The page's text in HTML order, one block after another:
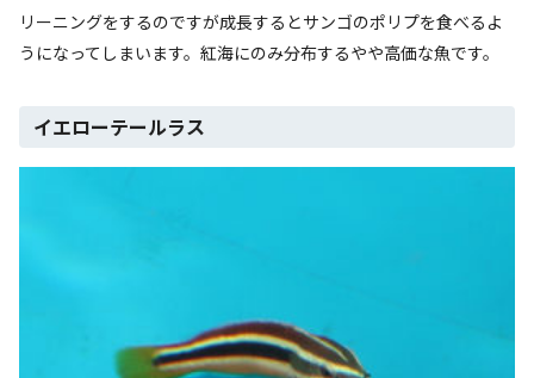
リーニングをするのですが成長するとサンゴのポリプを食べるよ
うになってしまいます。紅海にのみ分布するやや高価な魚です。
イエローテールラス